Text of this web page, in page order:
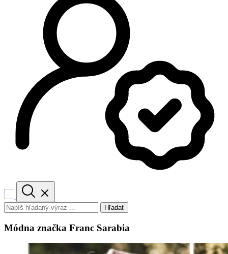
Hľadať
Módna značka Franc Sarabia